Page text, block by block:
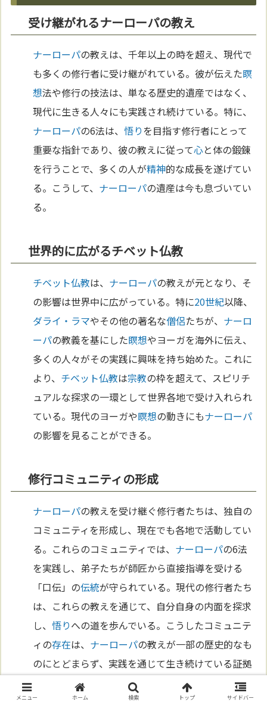
受け継がれるナーローパの教え
ナーローパの教えは、千年以上の時を超え、現代で
も多くの修行者に受け継がれている。彼が伝えた瞑
想法や修行の技法は、単なる歴史的遺産ではなく、
現代に生きる人々にも実践され続けている。特に、
ナーローパの6法は、悟りを目指す修行者にとって
重要な指針であり、彼の教えに従って心と体の鍛錬
を行うことで、多くの人が精神的な成長を遂げてい
る。こうして、 ナーローパの遺産は今も息づいてい
る。
世界的に広がるチベット仏教
チベット仏教は、 ナーローパの教えが元となり、そ
の影響は世界中に広がっている。特に20世紀以降、
ダライ・ラマやその他の著名な僧侶たちが、 ナーロ
ーパの教義を基にした瞑想やヨーガを海外に伝え、
多くの人々がその実践に興味を持ち始めた。これに
より、 チベット仏教は宗教の枠を超えて、スピリチ
ュアルな探求の一環として世界各地で受け入れられ
ている。現代のヨーガや瞑想の動きにもナーローパ
の影響を見ることができる。
修行コミュニティの形成
ナーローパの教えを受け継ぐ修行者たちは、独自の
コミュニティを形成し、現在でも各地で活動してい
る。これらのコミュニティでは、 ナーローパの6法
を実践し、弟子たちが師匠から直接指導を受ける
「口伝」の伝統が守られている。現代の修行者たち
は、これらの教えを通じて、自分自身の内面を探求
し、悟りへの道を歩んでいる。こうしたコミュニテ
ィの存在は、 ナーローパの教えが一部の歴史的なも
のにとどまらず、実践を通じて生き続けている証拠
メニュー ホーム 検索 トップ サイドバー